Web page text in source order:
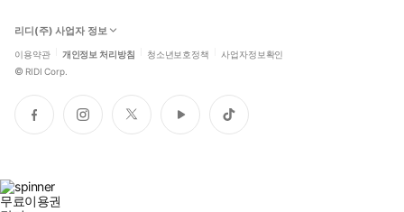
리디(주) 사업자 정보
이용약관 개인정보 처리방침 청소년보호정책 사업자정보확인
© RIDI Corp.
페
이
인
스
트
위
유
튜
틱
톡
무료이용권